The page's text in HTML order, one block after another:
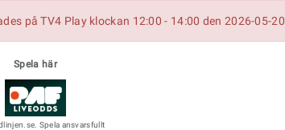
på TV4 Play klockan 12:00 - 14:00 den 2026-05-20
Spela här
Spela ansvarsfullt